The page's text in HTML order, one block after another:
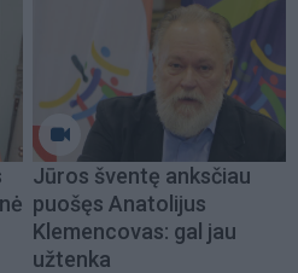
Jūros šventę anksčiau
puošęs Anatolijus
Klemencovas: gal jau
užtenka